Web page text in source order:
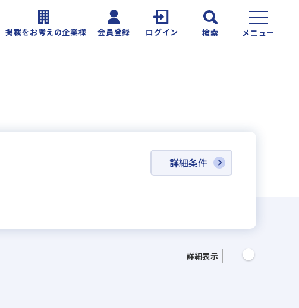
掲載をお考えの企業様 会員登録 ログイン 検索 メニュー
詳細条件
詳細表示